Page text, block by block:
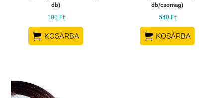
db)
100 Ft
 KOSÁRBA
db/csomag)
540 Ft
 KOSÁRBA